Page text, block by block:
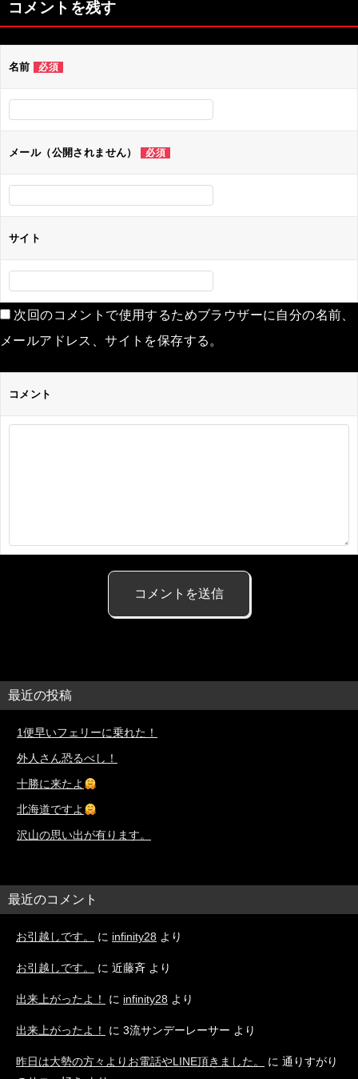
ビ
ゲ
ー
シ
ョ
ン
コメントを残す
名前 必須
メール（公開されません） 必須
サイト
次回のコメントで使用するためブラウザーに自分の名前、
メールアドレス、サイトを保存する。
コメント
最近の投稿
1便早いフェリーに乗れた！
外人さん恐るべし！
十勝に来たよ
北海道ですよ
沢山の思い出が有ります。
最近のコメント
お引越しです。 に infinity28 より
お引越しです。 に 近藤斉 より
出来上がったよ！ に infinity28 より
出来上がったよ！ に 3流サンデーレーサー より
昨日は大勢の方々よりお電話やLINE頂きました。 に 通りすがり